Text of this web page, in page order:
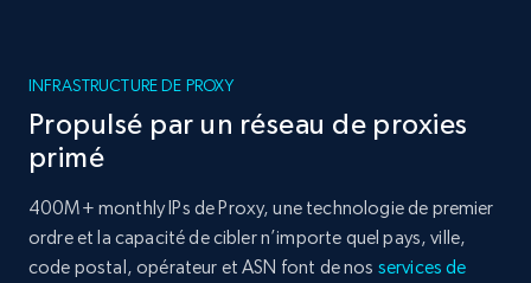
INFRASTRUCTURE DE PROXY
Propulsé par un réseau de proxies
primé
400M+ monthly IPs de Proxy, une technologie de premier
ordre et la capacité de cibler n’importe quel pays, ville,
code postal, opérateur et ASN font de nos services de